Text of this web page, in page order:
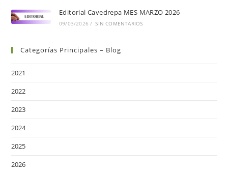
Editorial Cavedrepa MES MARZO 2026
09/03/2026 / SIN COMENTARIOS
Categorías Principales – Blog
2021
2022
2023
2024
2025
2026